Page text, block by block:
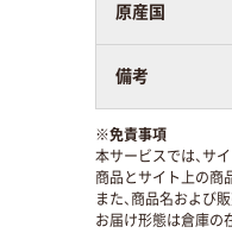
原産国
備考
※免責事項
本サービスでは、サ
商品とサイト上の商
また、商品名および
お届け形態は倉庫の